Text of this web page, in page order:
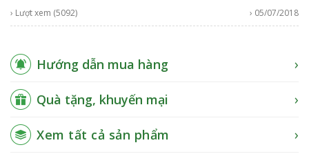
› Lượt xem (5092) › 05/07/2018
Hướng dẫn mua hàng
Quà tặng, khuyến mại
Xem tất cả sản phẩm